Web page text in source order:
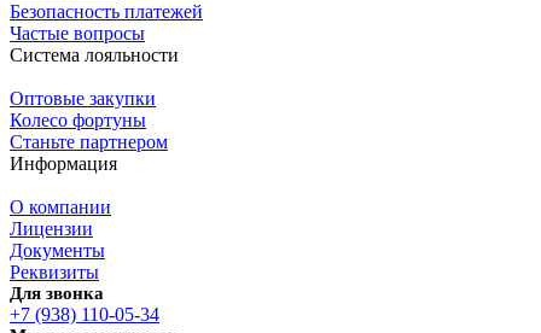
Безопасность платежей
Частые вопросы
Система лояльности
Оптовые закупки
Колесо фортуны
Станьте партнером
Информация
О компании
Лицензии
Документы
Реквизиты
Для звонка
+7 (938) 110-05-34